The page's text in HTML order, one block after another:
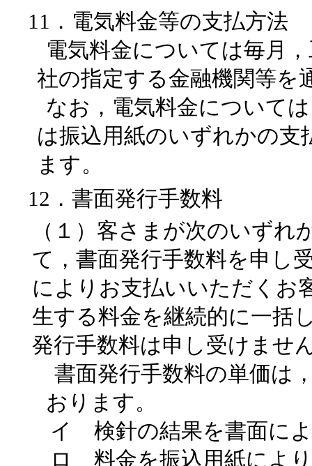
11．電気料金等の支払方法
電気料金については毎月
社の指定する金融機関等を
なお，電気料金について
は振込用紙のいずれかの
ます。
12．書面発行手数料
（１）客さまが次のいず
て，書面発行手数料を申し
によりお支払いいただくお
生する料金を継続的に一括
発行手数料は申し受けませ
書面発行手数料の単価は
おります。
イ 検針の結果を書面に
ロ 料金を振込用紙によ